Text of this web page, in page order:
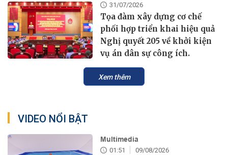
31/07/2026
Tọa đàm xây dựng cơ chế
phối hợp triển khai hiệu quả
Nghị quyết 205 về khởi kiện
vụ án dân sự công ích.
Xem thêm
VIDEO NỔI BẬT
Multimedia
01:51 09/08/2026